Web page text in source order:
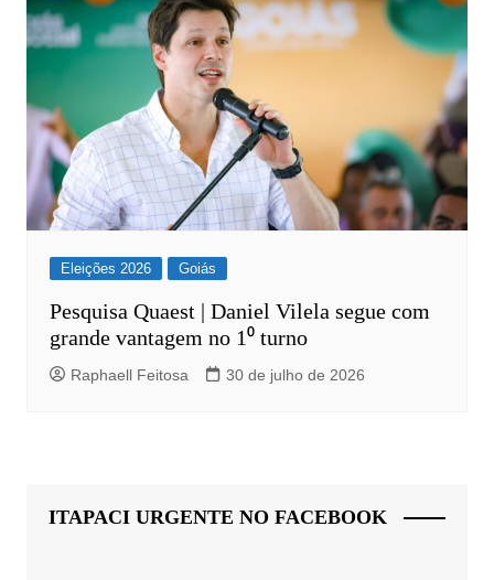
Eleições 2026 Goiás
Pesquisa Quaest | Daniel Vilela segue com
grande vantagem no 1⁰ turno
Raphaell Feitosa 30 de julho de 2026
ITAPACI URGENTE NO FACEBOOK